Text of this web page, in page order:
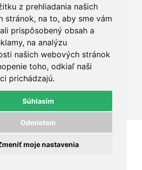
z prehliadania našich
stránok, na to, aby sme vám
prispôsobený obsah a
na analýzu
našich webových stránok
toho, odkiaľ naši
prichádzajú.
Súhlasím
Odmietam
moje nastavenia
950 420 666
ahoj@qualit.sk
- Powered byMarek Gogoľ